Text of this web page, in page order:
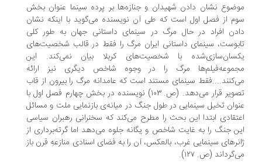
نشان دادن شهیدان و جنازه‌ها بر پرده‌ سینما عنوان بخش
از فصل اول است که طی آن نویسنده می‌گوید با اینکه نشان
افراد در حال مرگ در سینمای داستانی جهان به طور کلی
سینمای داستانی ایران مرگ را فقط در قالب شخصیت‌های
با شخصیت‌های کربلا بیان نمی‌کند. این
مرگ را در وجوه شاخص دیگری نیز ارائه
سینمای مستند است که عامدانه مرگ را بیرون از قاب
تصویر قرار می‌دهد. (ص. ۱۰۳) نویسنده در بخش چهارم فصل اول با
تخیل سینمایی در طول جنگ در میانه‌ی بازنمایی ملت و مسائل
ابتدا این بحث را مطرح می‌کند که سخنرانی رهبران سیاسی
جنگ را به غایت شاخص و یگانه جلوه می‌دهد اما گرته‌برداری از
سینمایی غرب، بالعکس، آن را به فضای اسنادی منازعهِ قرن باز
(ص. ۱۲۷).